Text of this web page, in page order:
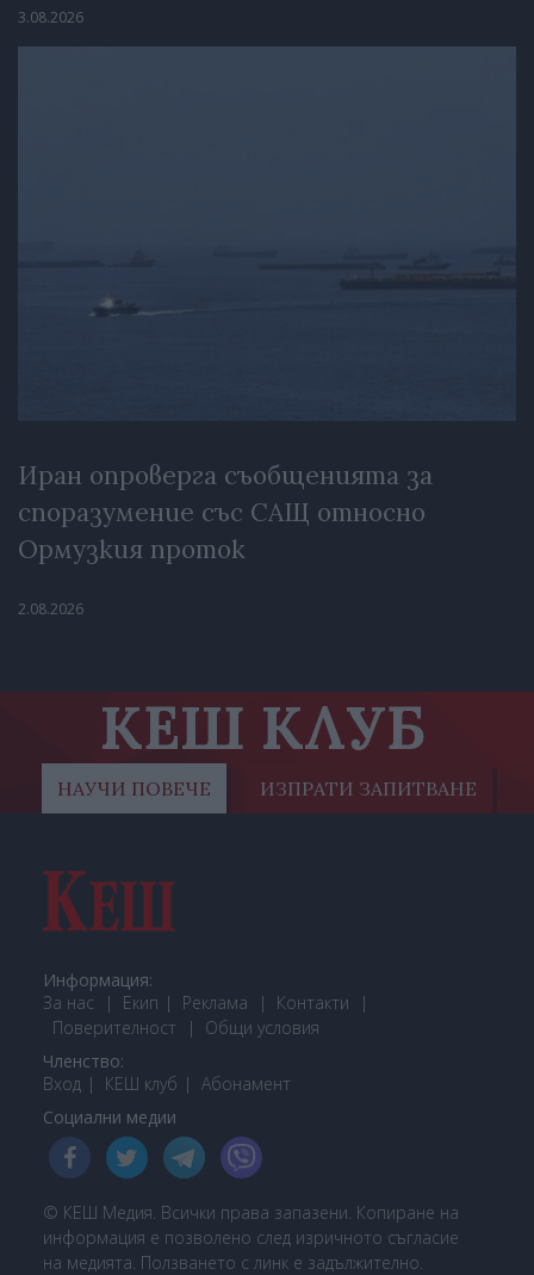
3.08.2026
Иран опроверга съобщенията за
споразумение със САЩ относно
Ормузкия проток
2.08.2026
КЕШ КЛУБ
НАУЧИ ПОВЕЧЕ ИЗПРАТИ ЗАПИТВАНЕ
Информация:
За нас
Екип Реклама
Контакти
Поверителност
Общи условия
Членство:
Вход
КЕШ клуб Абонамент
Социални медии
© КЕШ Медия. Всички права запазени. Копиране на
информация е позволено след изричното съгласие
на медията. Ползването с линк е задължително.